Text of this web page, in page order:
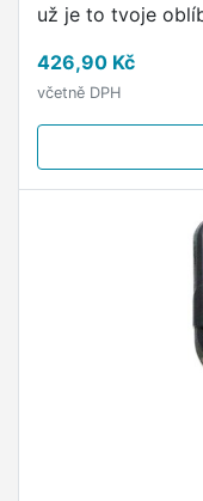
už je to tvoje
držákem budou
426,90 Kč
včetně DPH